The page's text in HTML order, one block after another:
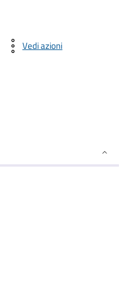
Vedi azioni